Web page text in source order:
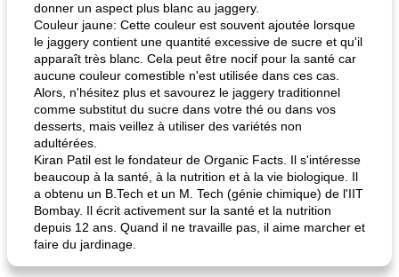
donner un aspect plus blanc au jaggery.
Couleur jaune: Cette couleur est souvent ajoutée lorsque
le jaggery contient une quantité excessive de sucre et qu'il
apparaît très blanc. Cela peut être nocif pour la santé car
aucune couleur comestible n'est utilisée dans ces cas.
Alors, n'hésitez plus et savourez le jaggery traditionnel
comme substitut du sucre dans votre thé ou dans vos
desserts, mais veillez à utiliser des variétés non
adultérées.
Kiran Patil est le fondateur de Organic Facts. Il s'intéresse
beaucoup à la santé, à la nutrition et à la vie biologique. Il
a obtenu un B.Tech et un M. Tech (génie chimique) de l'IIT
Bombay. Il écrit activement sur la santé et la nutrition
depuis 12 ans. Quand il ne travaille pas, il aime marcher et
faire du jardinage.